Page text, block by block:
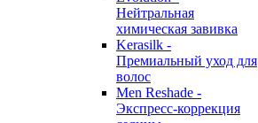
Нейтральная
химическая завивка
Kerasilk -
Премиальный уход для
волос
Men Reshade -
Экспресс-коррекция